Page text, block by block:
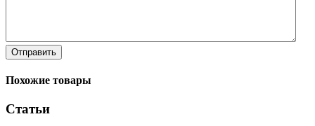
Отправить
Похожие товары
Статьи